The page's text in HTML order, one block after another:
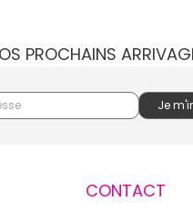
PROCHAINS
CONTACT